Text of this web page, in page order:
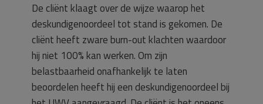
De cliënt klaagt over de wijze waarop het
deskundigenoordeel tot stand is gekomen. De
cliënt heeft zware burn-out klachten waardoor
hij niet 100% kan werken. Om zijn
belastbaarheid onafhankelijk te laten
beoordelen heeft hij een deskundigenoordeel bij